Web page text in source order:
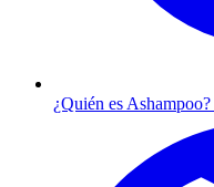
¿Quién es Ashampoo?